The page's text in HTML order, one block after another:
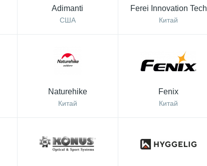
Adimanti
США
Ferei Innovation Tech
Китай
Naturehike
Китай
Fenix
Китай